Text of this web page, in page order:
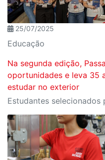
25/07/2025
Educação
Na segunda edição,
oportunidades e leva 35
estudar no exterior